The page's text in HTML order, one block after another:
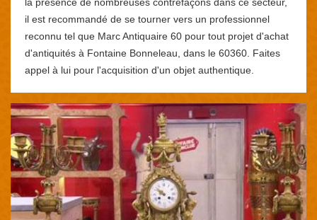
il est recommandé de se tourner vers un professionnel
reconnu tel que Marc Antiquaire 60 pour tout projet d'achat
d'antiquités à Fontaine Bonneleau, dans le 60360. Faites
appel à lui pour l'acquisition d'un objet authentique.